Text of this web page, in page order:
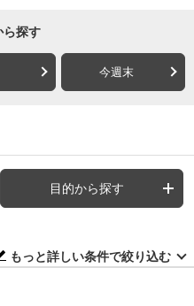
ら探す
今週末
目的から探す
もっと詳しい条件で絞り込む